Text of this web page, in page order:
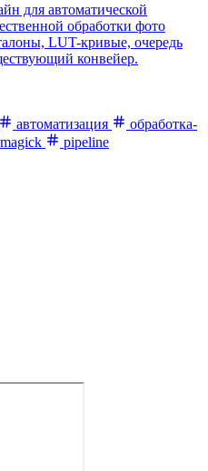
для автоматической
обработки фото
LUT-кривые, очередь
конвейер.
автоматизация
обработка-
pipeline